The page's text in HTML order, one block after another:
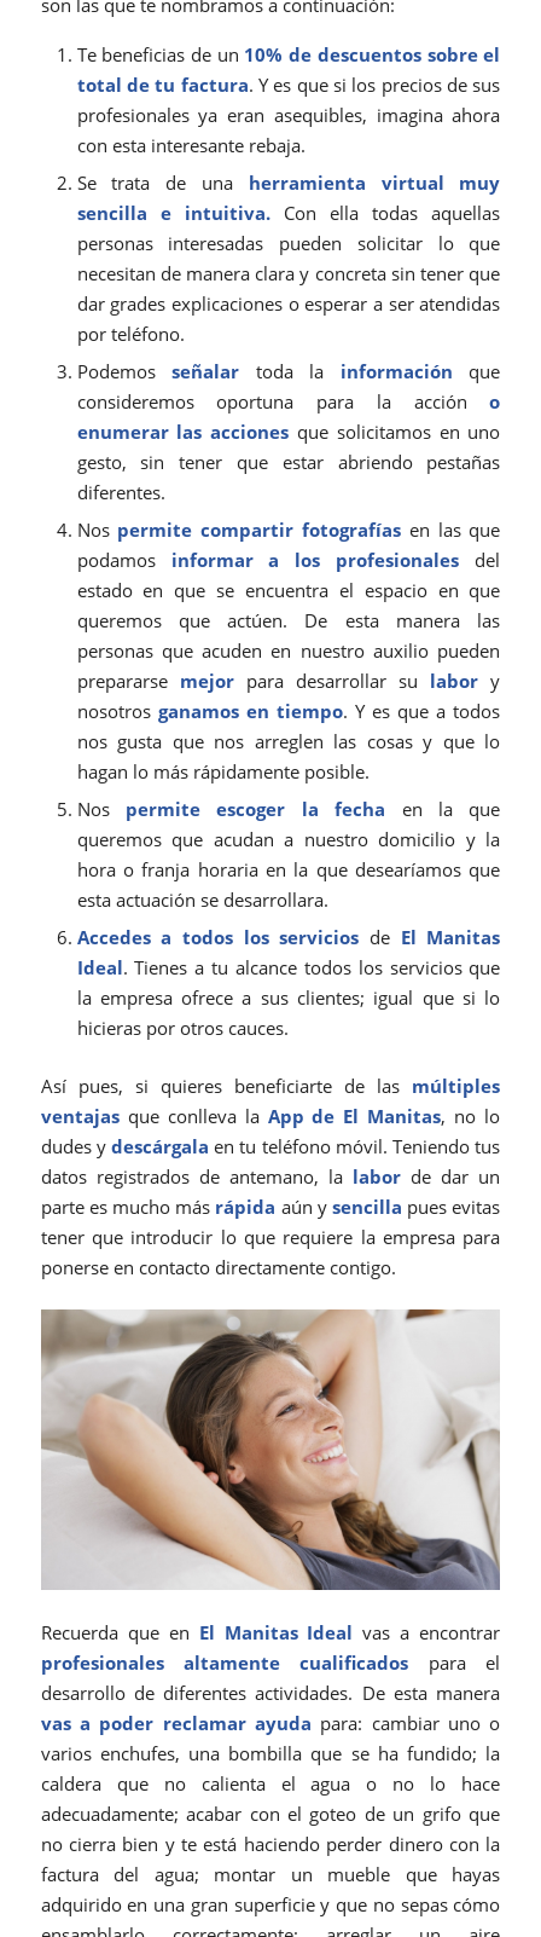
Te beneficias de un 10% de descuentos sobre el
total de tu factura. Y es que si los precios de sus
profesionales ya eran asequibles, imagina ahora
con esta interesante rebaja.
Se trata de una herramienta virtual muy
sencilla e intuitiva.Con ella todas aquellas
personas interesadas pueden solicitar lo que
necesitan de manera clara y concreta sin tener que
dar grades explicaciones o esperar a ser atendidas
por teléfono.
Podemosseñalar toda la información que
consideremos oportuna para la accióno
enumerar las acciones que solicitamos en uno
gesto, sin tener que estar abriendo pestañas
diferentes.
Nos permite compartir fotografíasen las que
podamos informar a los profesionales del
estado en que se encuentra el espacio en que
queremos que actúen. De esta manera las
personas que acuden en nuestro auxilio pueden
prepararse mejorpara desarrollar su labor y
nosotros ganamos en tiempo. Y es que a todos
nos gusta que nos arreglen las cosas y que lo
hagan lo más rápidamente posible.
Nos permite escoger la fecha en la que
queremos que acudan a nuestro domicilio y la
hora o franja horaria en la que desearíamos que
esta actuación se desarrollara.
Accedes a todos los servicios de El Manitas
Ideal. Tienes a tu alcance todos los servicios que
la empresa ofrece a sus clientes; igual que si lo
hicieras por otros cauces.
Así pues, si quieres beneficiarte de las múltiples
ventajasque conlleva la App de El Manitas, no lo
dudes ydescárgala en tu teléfono móvil. Teniendo tus
datos registrados de antemano, la labor de dar un
parte es mucho más rápida aún ysencilla pues evitas
tener que introducir lo que requiere la empresa para
ponerse en contacto directamente contigo.
Recuerda que en El Manitas Ideal vas a encontrar
profesionales altamente cualificados para el
desarrollo de diferentes actividades. De esta manera
vas a poder reclamar ayuda para: cambiar uno o
varios enchufes, una bombilla que se ha fundido; la
caldera que no calienta el agua o no lo hace
adecuadamente; acabar con el goteo de un grifo que
no cierra bien y te está haciendo perder dinero con la
factura del agua; montar un mueble que hayas
adquirido en una gran superficie y que no sepas cómo